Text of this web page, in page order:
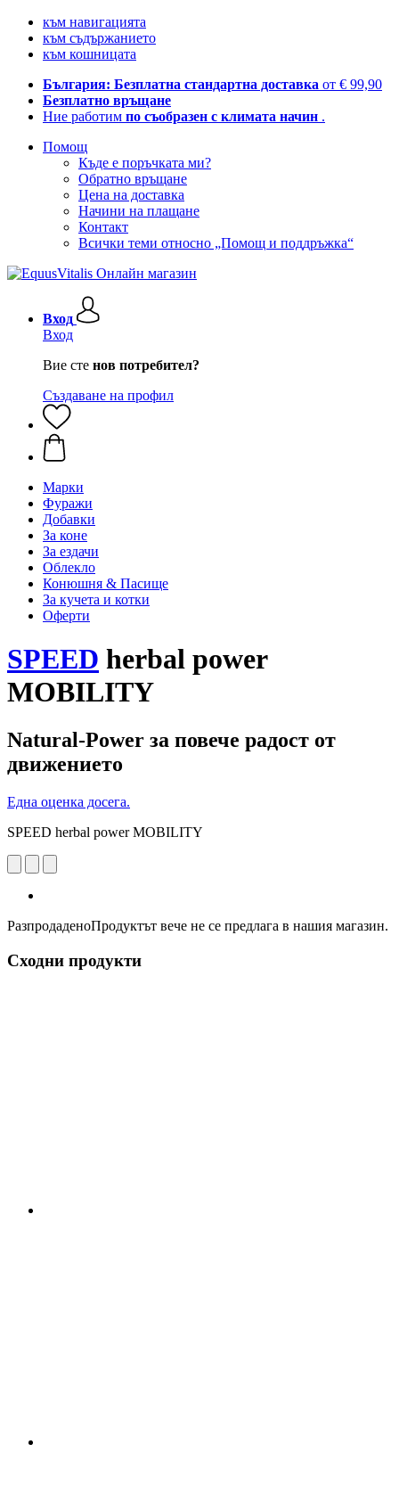
към навигацията
към съдържанието
към кошницата
България: Безплатна стандартна доставка от € 99,90
Безплатно връщане
Ние работим по съобразен с климата начин .
Помощ
Къде е поръчката ми?
Обратно връщане
Цена на доставка
Начини на плащане
Контакт
Всички теми относно „Помощ и поддръжка“
Вход
Вход
Вие сте нов потребител?
Създаване на профил
Марки
Фуражи
Добавки
За коне
За ездачи
Облекло
Конюшня & Пасище
За кучета и котки
Оферти
SPEED herbal power
MOBILITY
Natural-Power за повече радост от
движението
Една оценка досега.
SPEED herbal power MOBILITY
РазпродаденоПродуктът вече не се предлага в нашия магазин.
Сходни продукти